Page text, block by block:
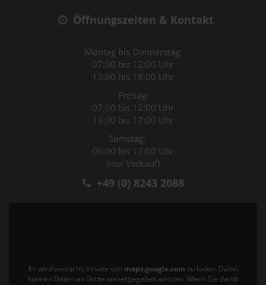
Öffnungszeiten & Kontakt
Montag bis Donnerstag:
07:00 bis 12:00 Uhr
13:00 bis 18:00 Uhr
Freitag:
07:00 bis 12:00 Uhr
13:00 bis 17:00 Uhr
Samstag:
09:00 bis 12:00 Uhr
(nur Verkauf)
+49 (0) 8243 2088
Es wird versucht, Inhalte von maps.google.com zu laden. Dabei
können Daten an Dritte weitergegeben werden. Wenn Sie damit